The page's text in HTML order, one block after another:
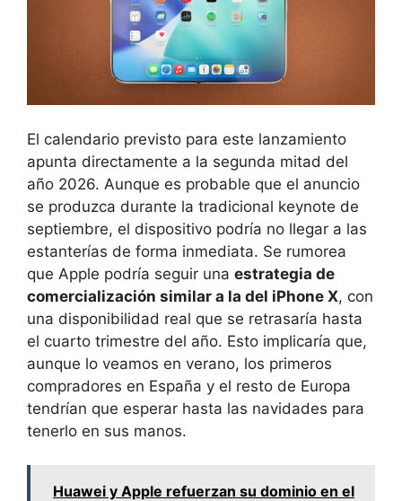
El calendario previsto para este lanzamiento
apunta directamente a la segunda mitad del
año 2026. Aunque es probable que el anuncio
se produzca durante la tradicional keynote de
septiembre, el dispositivo podría no llegar a las
estanterías de forma inmediata. Se rumorea
que Apple podría seguir una estrategia de
comercialización similar a la del iPhone X, con
una disponibilidad real que se retrasaría hasta
el cuarto trimestre del año. Esto implicaría que,
aunque lo veamos en verano, los primeros
compradores en España y el resto de Europa
tendrían que esperar hasta las navidades para
tenerlo en sus manos.
Huawei y Apple refuerzan su dominio en el